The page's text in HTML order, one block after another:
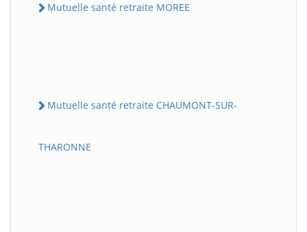
Mutuelle santé retraite MOREE
Mutuelle santé retraite CHAUMONT-SUR-
THARONNE